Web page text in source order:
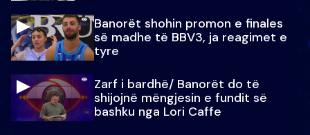
Banorët shohin promon e finales
së madhe të BBV3, ja reagimet e
tyre
Zarf i bardhë/ Banorët do të
shijojnë mëngjesin e fundit së
bashku nga Lori Caffe